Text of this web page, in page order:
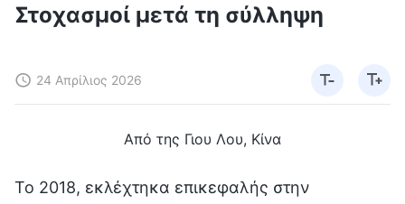
Στοχασμοί μετά τη σύλληψη
24 Απρίλιος 2026
Από της Γιου Λου, Κίνα
Το 2018, εκλέχτηκα επικεφαλής στην